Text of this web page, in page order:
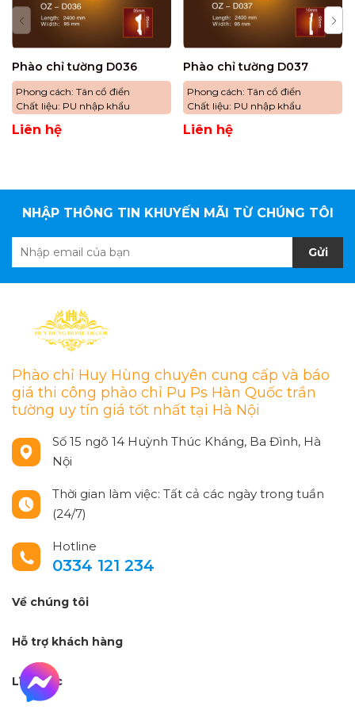
Phào chỉ tường D036
Phong cách: Tân cổ điển
Chất liệu: PU nhập khẩu
Liên hệ
Phào chỉ tường D037
Phong cách: Tân cổ điển
Chất liệu: PU nhập khẩu
Liên hệ
NHẬP THÔNG TIN KHUYẾN MÃI TỪ CHÚNG TÔI
Gửi
Phào chỉ Huy Hùng chuyên cung cấp và báo
giá thi công phào chỉ Pu Ps Hàn Quốc trần
tường uy tín giá tốt nhất tại Hà Nội
Số 15 ngõ 14 Huỳnh Thúc Kháng, Ba Đình, Hà
Nội
Thời gian làm việc: Tất cả các ngày trong tuần
(24/7)
Hotline
0334 121 234
Về chúng tôi
Hỗ trợ khách hàng
Lĩnh vực